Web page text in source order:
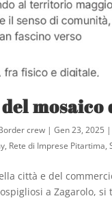
crew |Gen 23, 2025
, Rete di Imprese Pitartima,
città e del
a Zagarolo,